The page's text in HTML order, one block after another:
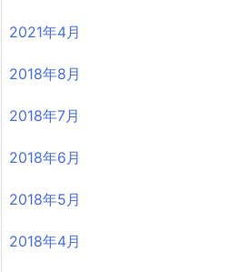
2021年4月
2018年8月
2018年7月
2018年6月
2018年5月
2018年4月